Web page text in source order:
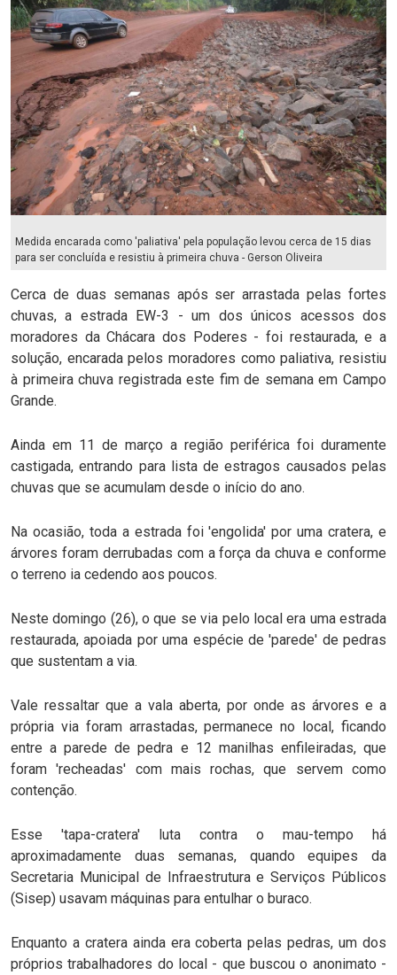
Medida encarada como 'paliativa' pela população levou cerca de 15 dias
para ser concluída e resistiu à primeira chuva - Gerson Oliveira
Cerca de duas semanas após ser arrastada pelas fortes
chuvas, a estrada EW-3 - um dos únicos acessos dos
moradores da Chácara dos Poderes - foi restaurada, e a
solução, encarada pelos moradores como paliativa, resistiu
à primeira chuva registrada este fim de semana em Campo
Grande.
Ainda em 11 de março a região periférica foi duramente
castigada, entrando para lista de estragos causados pelas
chuvas que se acumulam desde o início do ano.
Na ocasião, toda a estrada foi 'engolida' por uma cratera, e
árvores foram derrubadas com a força da chuva e conforme
o terreno ia cedendo aos poucos.
Neste domingo (26), o que se via pelo local era uma estrada
restaurada, apoiada por uma espécie de 'parede' de pedras
que sustentam a via.
Vale ressaltar que a vala aberta, por onde as árvores e a
própria via foram arrastadas, permanece no local, ficando
entre a parede de pedra e 12 manilhas enfileiradas, que
foram 'recheadas' com mais rochas, que servem como
contenção.
Esse 'tapa-cratera' luta contra o mau-tempo há
aproximadamente duas semanas, quando equipes da
Secretaria Municipal de Infraestrutura e Serviços Públicos
(Sisep) usavam máquinas para entulhar o buraco.
Enquanto a cratera ainda era coberta pelas pedras, um dos
próprios trabalhadores do local - que buscou o anonimato -